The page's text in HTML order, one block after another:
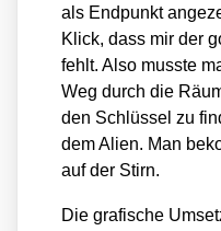
als End­punkt
Klick, dass mir der
fehlt. Also muss­te
Weg durch die
den Schlüs­sel zu
dem Ali­en. Man
auf der Stirn.
Die gra­fi­sche